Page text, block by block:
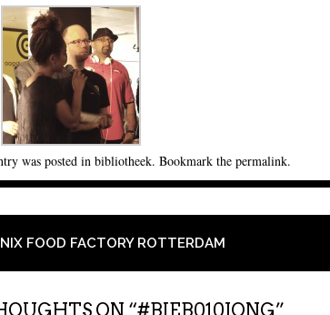
was posted in bibliotheek. Bookmark the permalink.
NAVIGATION
FOOD FACTORY ROTTERDAM
ON “#BIEB010JONG”